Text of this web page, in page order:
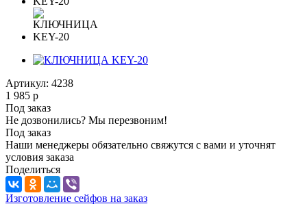
Артикул: 4238
1 985 р
Под заказ
Не дозвонились? Мы перезвоним!
Под заказ
Наши менеджеры обязательно свяжутся с вами и уточнят
условия заказа
Поделиться
Изготовление сейфов на заказ